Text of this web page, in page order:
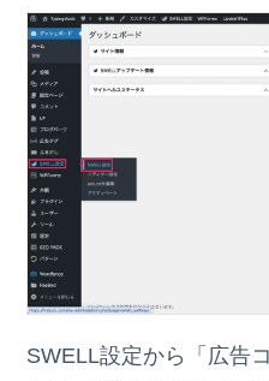
SWELL設定から「広告